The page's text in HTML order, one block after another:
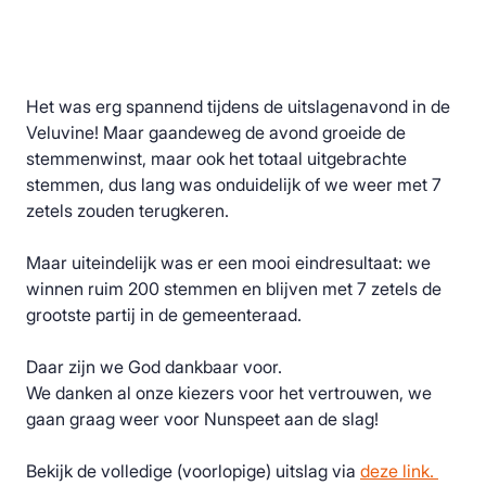
Het was erg spannend tijdens de uitslagenavond in de
Veluvine! Maar gaandeweg de avond groeide de
stemmenwinst, maar ook het totaal uitgebrachte
stemmen, dus lang was onduidelijk of we weer met 7
zetels zouden terugkeren.
Maar uiteindelijk was er een mooi eindresultaat: we
winnen ruim 200 stemmen en blijven met 7 zetels de
grootste partij in de gemeenteraad.
Daar zijn we God dankbaar voor.
We danken al onze kiezers voor het vertrouwen, we
gaan graag weer voor Nunspeet aan de slag!
Bekijk de volledige (voorlopige) uitslag via deze link.